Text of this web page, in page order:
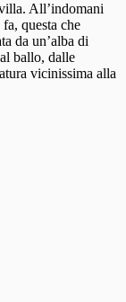
All’indomani
questa che
da un’alba di
ballo, dalle
vicinissima alla